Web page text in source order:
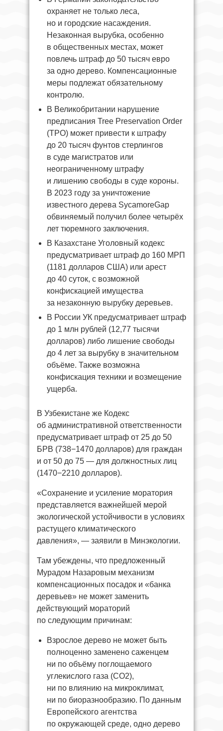
охраняет не только леса,
но и городские насаждения.
Незаконная вырубка, особенно
в общественных местах, может
повлечь штраф до 50 тысяч евро
за одно дерево. Компенсационные
меры подлежат обязательному
контролю.
В Великобритании нарушение
предписания Tree Preservation Order
(TPO) может привести к штрафу
до 20 тысяч фунтов стерлингов
в суде магистратов или
неограниченному штрафу
и лишению свободы в суде короны.
В 2023 году за уничтожение
известного дерева SycamoreGap
обвиняемый получил более четырёх
лет тюремного заключения.
В Казахстане Уголовный кодекс
предусматривает штраф до 160 МРП
(1181 долларов США) или арест
до 40 суток, с возможной
конфискацией имущества
за незаконную вырубку деревьев.
В России УК предусматривает штраф
до 1 млн рублей (12,77 тысячи
долларов) либо лишение свободы
до 4 лет за вырубку в значительном
объёме. Также возможна
конфискация техники и возмещение
ущерба.
В Узбекистане же Кодекс
об административной ответственности
предусматривает штраф от 25 до 50
БРВ (738−1470 долларов) для граждан
и от 50 до 75 — для должностных лиц
(1470−2210 долларов).
«Сохранение и усиление моратория
представляется важнейшей мерой
экологической устойчивости в условиях
растущего климатического
давления», — заявили в Минэкологии.
Там убеждены, что предложенный
Мурадом Назаровым механизм
компенсационных посадок и «банка
деревьев» не может заменить
действующий мораторий
по следующим причинам:
Взрослое дерево не может быть
полноценно заменено саженцем
ни по объёму поглощаемого
углекислого газа (CO2),
ни по влиянию на микроклимат,
ни по биоразнообразию. По данным
Европейского агентства
по окружающей среде, одно дерево